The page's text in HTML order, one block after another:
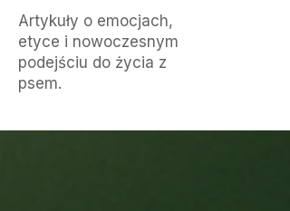
Artykuły o emocjach,
etyce i nowoczesnym
podejściu do życia z
psem.